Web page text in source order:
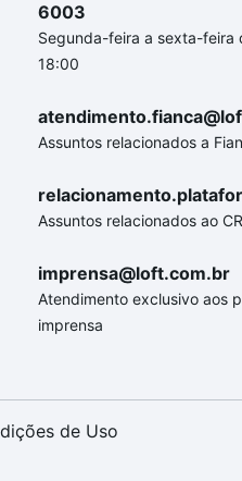
6003
Segunda-feira a sexta-feira
18:00
Assuntos relacionados a
Assuntos relacionados ao
imprensa@loft.com.br
Atendimento exclusivo aos
imprensa
de Uso